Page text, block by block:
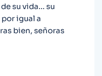
su vida... su
igual a
bien, señoras